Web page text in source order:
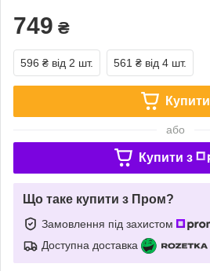
749 ₴
596 ₴ від 2 шт. 561 ₴ від 4 шт.
Купити
або
Купити з
Що таке купити з Пром?
Замовлення під захистом
Доступна доставка